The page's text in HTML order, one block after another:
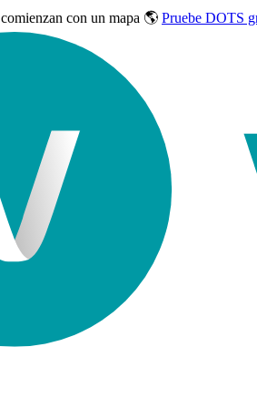
comienzan con un mapa 🌎 Pruebe DOTS